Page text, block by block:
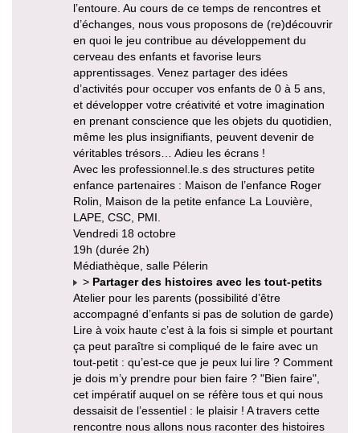
l’entoure. Au cours de ce temps de rencontres et
d’échanges, nous vous proposons de (re)découvrir
en quoi le jeu contribue au développement du
cerveau des enfants et favorise leurs
apprentissages. Venez partager des idées
d’activités pour occuper vos enfants de 0 à 5 ans,
et développer votre créativité et votre imagination
en prenant conscience que les objets du quotidien,
même les plus insignifiants, peuvent devenir de
véritables trésors… Adieu les écrans !
Avec les professionnel.le.s des structures petite
enfance partenaires : Maison de l’enfance Roger
Rolin, Maison de la petite enfance La Louvière,
LAPE, CSC, PMI.
Vendredi 18 octobre
19h (durée 2h)
Médiathèque, salle Pélerin
> Partager des histoires avec les tout-petits
Atelier pour les parents (possibilité d’être
accompagné d’enfants si pas de solution de garde)
Lire à voix haute c’est à la fois si simple et pourtant
ça peut paraître si compliqué de le faire avec un
tout-petit : qu’est-ce que je peux lui lire ? Comment
je dois m’y prendre pour bien faire ? "Bien faire",
cet impératif auquel on se réfère tous et qui nous
dessaisit de l’essentiel : le plaisir ! A travers cette
rencontre nous allons nous raconter des histoires